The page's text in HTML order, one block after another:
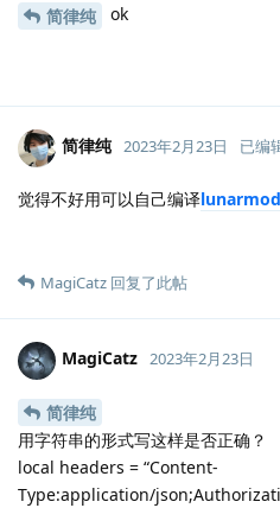
简律纯 ok
简律纯 2023年2月23日 已编
觉得不好用可以自己编译
MagiCatz 回复了此帖
MagiCatz 2023年2月23日
简律纯
用字符串的形式写这样是否正确？
local headers = “Content-
Type:application/